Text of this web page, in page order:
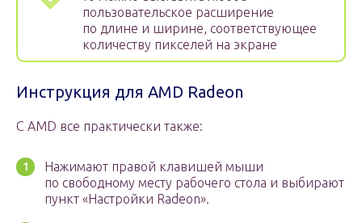
пользовательское расширение
по длине и ширине, соответствующее
количеству пикселей на экране
Инструкция для AMD Radeon
С AMD все практически также:
Нажимают правой клавишей мыши
по свободному месту рабочего стола и выбирают
пункт «Настройки Radeon».